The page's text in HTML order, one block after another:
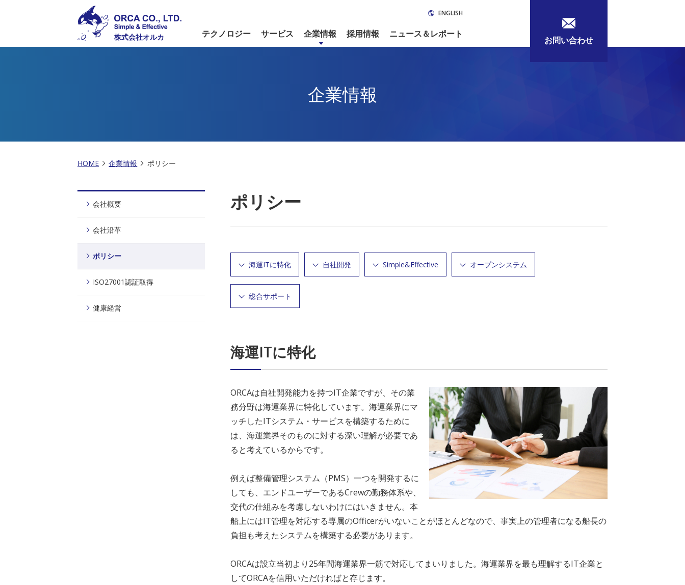
株式会社オルカ
ENGLISH
テクノロジー サービス 企業情報 採用情報 ニュース＆レポート
お問い合わせ
企業情報
HOME 企業情報 ポリシー
会社概要
会社沿革
ポリシー
ISO27001認証取得
健康経営
ポリシー
海運ITに特化 自社開発 Simple&Effective オープンシステム
総合サポート
海運ITに特化
ORCAは自社開発能力を持つIT企業ですが、その業
務分野は海運業界に特化しています。海運業界にマ
ッチしたITシステム・サービスを構築するために
は、海運業界そのものに対する深い理解が必要であ
ると考えているからです。
例えば整備管理システム（PMS）一つを開発するに
しても、エンドユーザーであるCrewの勤務体系や、
交代の仕組みを考慮しないわけにはいきません。本
船上にはIT管理を対応する専属のOfficerがいないことがほとんどなので、事実上の管理者になる船長の
負担も考えたシステムを構築する必要があります。
ORCAは設立当初より25年間海運業界一筋で対応してまいりました。海運業界を最も理解するIT企業と
してORCAを信用いただければと存じます。